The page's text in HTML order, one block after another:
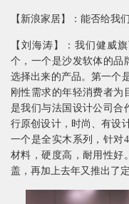
【新浪家居】：能否给我
【刘海涛】：我们健威
个，一个是沙发软体的品
选择出来的产品。第一个
刚性需求的年轻消费者为
是我们与法国设计公司合
行原创设计，时尚、有设
一个是全实木系列，针对
材料，硬度高，耐用性好
盖，再加上去年又推出了